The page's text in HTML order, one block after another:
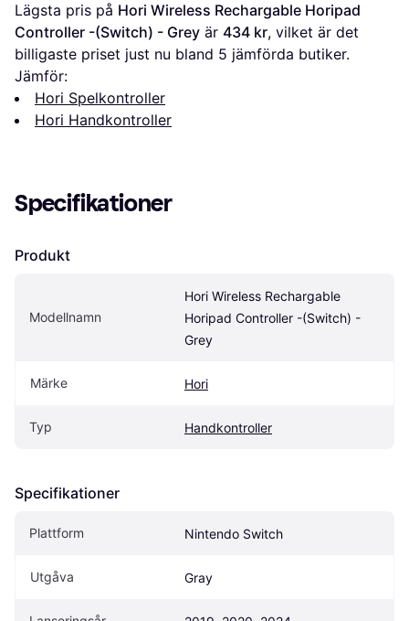
Lägsta pris på Hori Wireless Rechargable Horipad
Controller -(Switch) - Grey är 434 kr, vilket är det
billigaste priset just nu bland 5 jämförda butiker.
Jämför:
Hori Spelkontroller
Hori Handkontroller
Specifikationer
Produkt
Modellnamn
Hori Wireless Rechargable
Horipad Controller -(Switch) -
Grey
Märke Hori
Typ Handkontroller
Specifikationer
Plattform Nintendo Switch
Utgåva Gray